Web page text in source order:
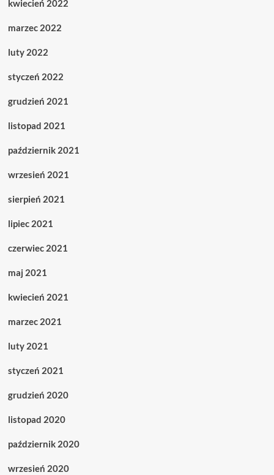
kwiecień 2022
marzec 2022
luty 2022
styczeń 2022
grudzień 2021
listopad 2021
październik 2021
wrzesień 2021
sierpień 2021
lipiec 2021
czerwiec 2021
maj 2021
kwiecień 2021
marzec 2021
luty 2021
styczeń 2021
grudzień 2020
listopad 2020
październik 2020
wrzesień 2020